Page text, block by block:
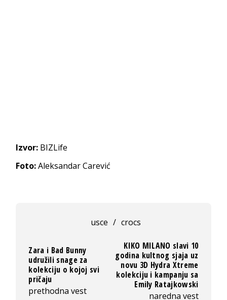
Izvor: BIZLife
Foto:Aleksandar Carević
usce / crocs
Zara i Bad Bunny
udružili snage za
kolekciju o kojoj svi
pričaju
prethodna vest
KIKO MILANO slavi 10
godina kultnog sjaja uz
novu 3D Hydra Xtreme
kolekciju i kampanju sa
Emily Ratajkowski
naredna vest